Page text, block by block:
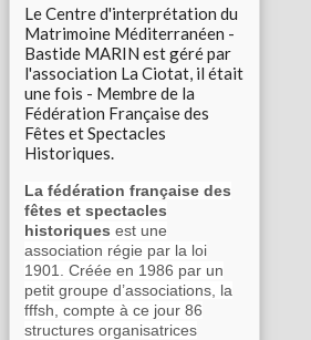
Le Centre d'interprétation du
Matrimoine Méditerranéen -
Bastide MARIN est géré par
l'association La Ciotat, il était
une fois - Membre de la
Fédération Française des
Fêtes et Spectacles
Historiques.
La fédération française des
fêtes et spectacles
historiques est une
association régie par la loi
1901. Créée en 1986 par un
petit groupe d’associations, la
fffsh, compte à ce jour 86
structures organisatrices